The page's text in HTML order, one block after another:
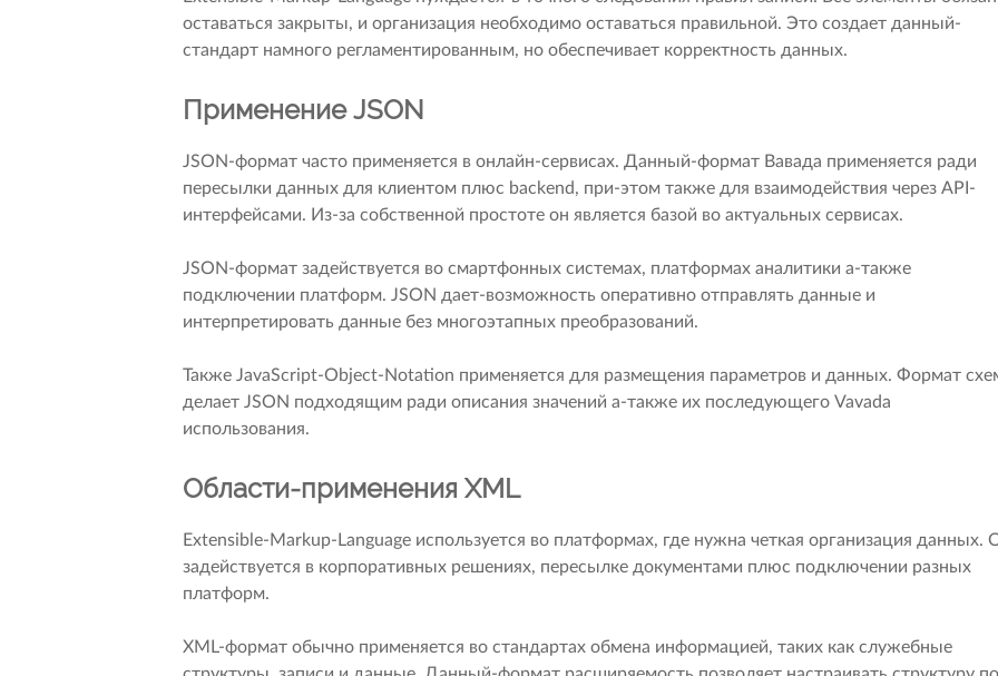
оставаться закрыты, и организация необходимо оставаться правильной. Это создает данный-
стандарт намного регламентированным, но обеспечивает корректность данных.
Применение JSON
JSON-формат часто применяется в онлайн-сервисах. Данный-формат Вавада применяется ради
пересылки данных для клиентом плюс backend, при-этом также для взаимодействия через API-
интерфейсами. Из-за собственной простоте он является базой во актуальных сервисах.
JSON-формат задействуется во смартфонных системах, платформах аналитики а-также
подключении платформ. JSON дает-возможность оперативно отправлять данные и
интерпретировать данные без многоэтапных преобразований.
Также JavaScript-Object-Notation применяется для размещения параметров и данных. Формат
делает JSON подходящим ради описания значений а-также их последующего Vavada
использования.
Области-применения XML
Extensible-Markup-Language используется во платформах, где нужна четкая организация данных.
задействуется в корпоративных решениях, пересылке документами плюс подключении разных
платформ.
XML-формат обычно применяется во стандартах обмена информацией, таких как служебные